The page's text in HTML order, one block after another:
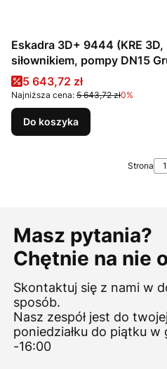
Eskadra 3D+ 9444 (KRE
siłownikiem, pompy DN15
Cena promocyjna
5 643,72 zł
Najniższa cena: 5 643,72 zł0%
Do koszyka
Strona
Masz pytania?
Chętnie na nie
Skontaktuj się z nami w
sposób.
Nasz zespół jest do
poniedziałku do piątku
-16:00